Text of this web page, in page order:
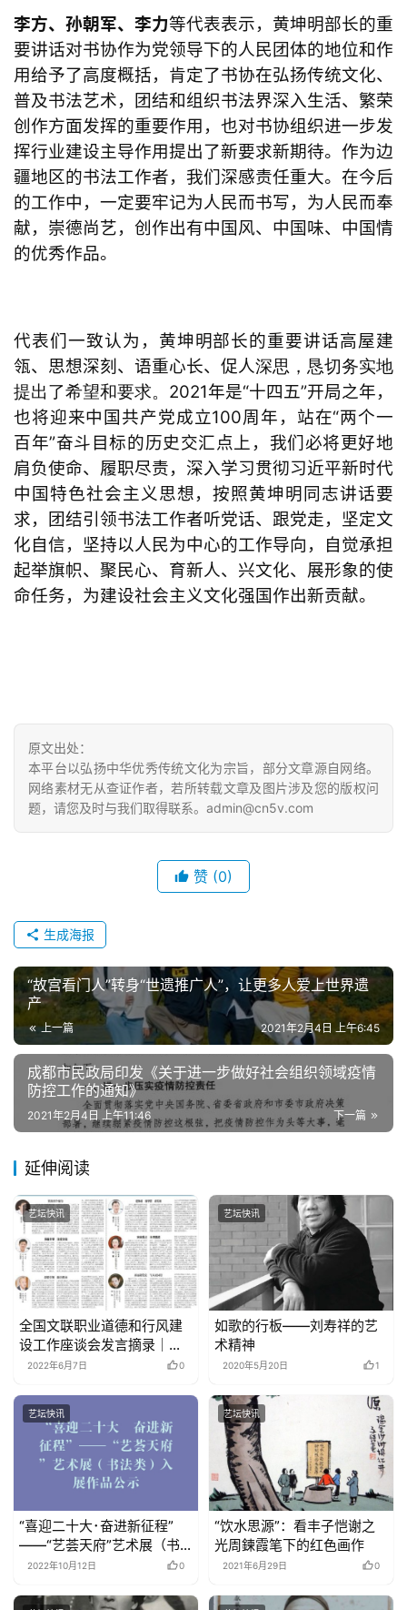
李方、孙朝军、李力等代表表示，黄坤明部长的重
要讲话对书协作为党领导下的人民团体的地位和作
用给予了高度概括，肯定了书协在弘扬传统文化、
普及书法艺术，团结和组织书法界深入生活、繁荣
创作方面发挥的重要作用，也对书协组织进一步发
挥行业建设主导作用提出了新要求新期待。作为边
疆地区的书法工作者，我们深感责任重大。在今后
的工作中，一定要牢记为人民而书写，为人民而奉
献，崇德尚艺，创作出有中国风、中国味、中国情
的优秀作品。
代表们一致认为， 黄坤明部长的重要讲话高屋建
瓴、思想深刻、语重心长、促人深思，恳切务实地
提出了希望和要求。 2021年是“十四五”开局之年，
也将迎来中国共产党成立100周年，站在“两个一
百年”奋斗目标的历史交汇点上，我们必将更好地
肩负使命、履职尽责，深入学习贯彻习近平新时代
中国特色社会主义思想，按照黄坤明同志讲话要
求，团结引领书法工作者听党话、跟党走，坚定文
化自信，坚持以人民为中心的工作导向，自觉承担
起举旗帜、聚民心、育新人、兴文化、展形象的使
命任务，为建设社会主义文化强国作出新贡献。
原文出处：
本平台以弘扬中华优秀传统文化为宗旨，部分文章源自网络。
网络素材无从查证作者，若所转载文章及图片涉及您的版权问
题，请您及时与我们取得联系。admin@cn5v.com
赞 (0)
生成海报
“故宫看门人”转身“世遗推广人”，让更多人爱上世界遗
产
上一篇 2021年2月4日 上午6:45
成都市民政局印发《关于进一步做好社会组织领域疫情
防控工作的通知》
下一篇
2021年2月4日 上午11:46
延伸阅读
艺坛快讯
全国文联职业道德和行风建
设工作座谈会发言摘录｜引
导文艺工作者自觉追求德艺
艺生态
2022年6月7日 0
艺坛快讯
如歌的行板——刘寿祥的艺
术精神
2020年5月20日 1
艺坛快讯
“喜迎二十大･奋进新征程”
——“艺荟天府”艺术展（书
法类）入展作品公示
2022年10月12日 0
艺坛快讯
“饮水思源”：看丰子恺谢之
光周鍊霞笔下的红色画作
2021年6月29日 0